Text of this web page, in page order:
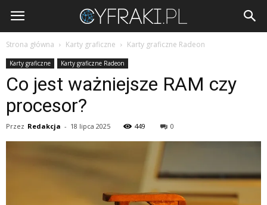
Cyfraki.pl
Strona główna Karty graficzne Karty graficzne Radeon
Karty graficzne Karty graficzne Radeon
Co jest ważniejsze RAM czy
procesor?
Przez Redakcja - 18 lipca 2025 449 0